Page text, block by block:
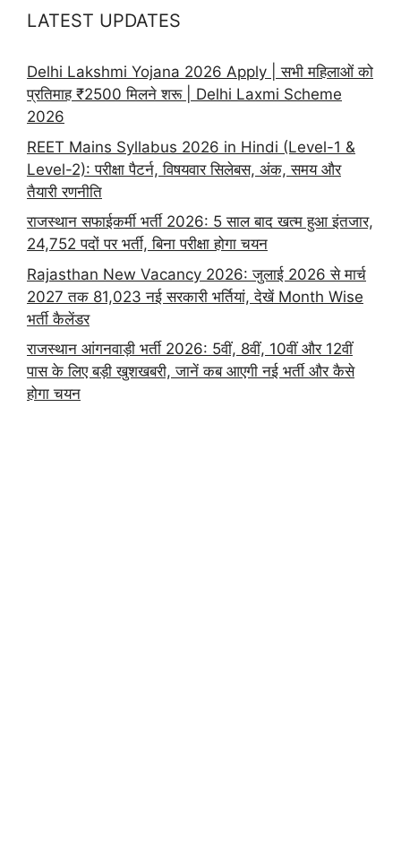
LATEST UPDATES
Delhi Lakshmi Yojana 2026 Apply | सभी महिलाओं को
प्रतिमाह ₹2500 मिलने शरू | Delhi Laxmi Scheme
2026
REET Mains Syllabus 2026 in Hindi (Level-1 &
Level-2): परीक्षा पैटर्न, विषयवार सिलेबस, अंक, समय और
तैयारी रणनीति
राजस्थान सफाईकर्मी भर्ती 2026: 5 साल बाद खत्म हुआ इंतजार,
24,752 पदों पर भर्ती, बिना परीक्षा होगा चयन
Rajasthan New Vacancy 2026: जुलाई 2026 से मार्च
2027 तक 81,023 नई सरकारी भर्तियां, देखें Month Wise
भर्ती कैलेंडर
राजस्थान आंगनवाड़ी भर्ती 2026: 5वीं, 8वीं, 10वीं और 12वीं
पास के लिए बड़ी खुशखबरी, जानें कब आएगी नई भर्ती और कैसे
होगा चयन